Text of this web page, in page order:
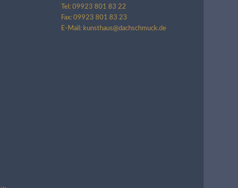
Tel: 09923 801 83 22
Fax: 09923 801 83 23
E-Mail: kunsthaus@dachschmuck.de